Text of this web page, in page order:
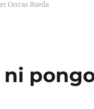
Cercas Rueda